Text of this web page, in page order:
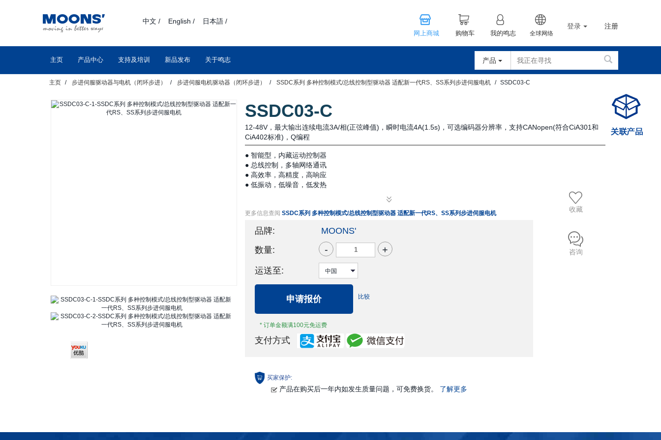
中文 / English / 日本語 /
网上商城 购物车 我的鸣志 全球网络
登录 注册
主页 产品中心 支持及培训 新品发布 关于鸣志 产品
主页 步进伺服驱动器与电机（闭环步进） 步进伺服电机驱动器（闭环步进） SSDC系列 多种控制模式/总线控制型驱动器 适配新一代RS、SS系列步进伺服电机 SSDC03-C
SSDC03-C
12-48V，最大输出连续电流3A/相(正弦峰值)，瞬时电流4A(1.5s)，可选编码器分辨率，支持CANopen(符合CiA301和
CiA402标准)，Q编程
● 智能型，内藏运动控制器
● 总线控制，多轴网络通讯
● 高效率，高精度，高响应
● 低振动，低噪音，低发热
更多信息查阅 SSDC系列 多种控制模式/总线控制型驱动器 适配新一代RS、SS系列步进伺服电机
品牌:
MOONS'
数量:
- +
运送至:
申请报价
* 订单金额满100元免运费
比较
支付方式
收藏
咨询
买家保护:
产品在购买后一年内如发生质量问题，可免费换货。 了解更多